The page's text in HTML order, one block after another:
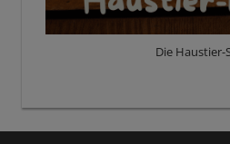
Die Haustier-